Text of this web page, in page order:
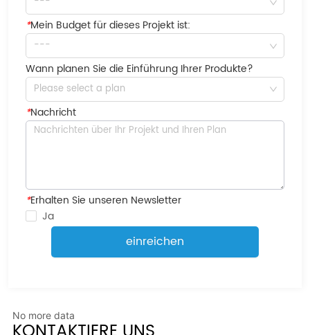
*Mein Budget für dieses Projekt ist:
---
Wann planen Sie die Einführung Ihrer Produkte?
Please select a plan
*Nachricht
*Erhalten Sie unseren Newsletter
Ja
einreichen
No more data